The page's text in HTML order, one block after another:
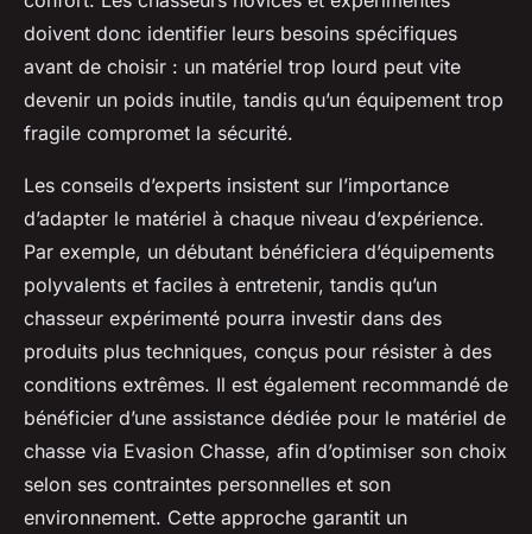
doivent donc identifier leurs besoins spécifiques
avant de choisir : un matériel trop lourd peut vite
devenir un poids inutile, tandis qu’un équipement trop
fragile compromet la sécurité.
Les conseils d’experts insistent sur l’importance
d’adapter le matériel à chaque niveau d’expérience.
Par exemple, un débutant bénéficiera d’équipements
polyvalents et faciles à entretenir, tandis qu’un
chasseur expérimenté pourra investir dans des
produits plus techniques, conçus pour résister à des
conditions extrêmes. Il est également recommandé de
bénéficier d’une assistance dédiée pour le matériel de
chasse via Evasion Chasse, afin d’optimiser son choix
selon ses contraintes personnelles et son
environnement. Cette approche garantit un